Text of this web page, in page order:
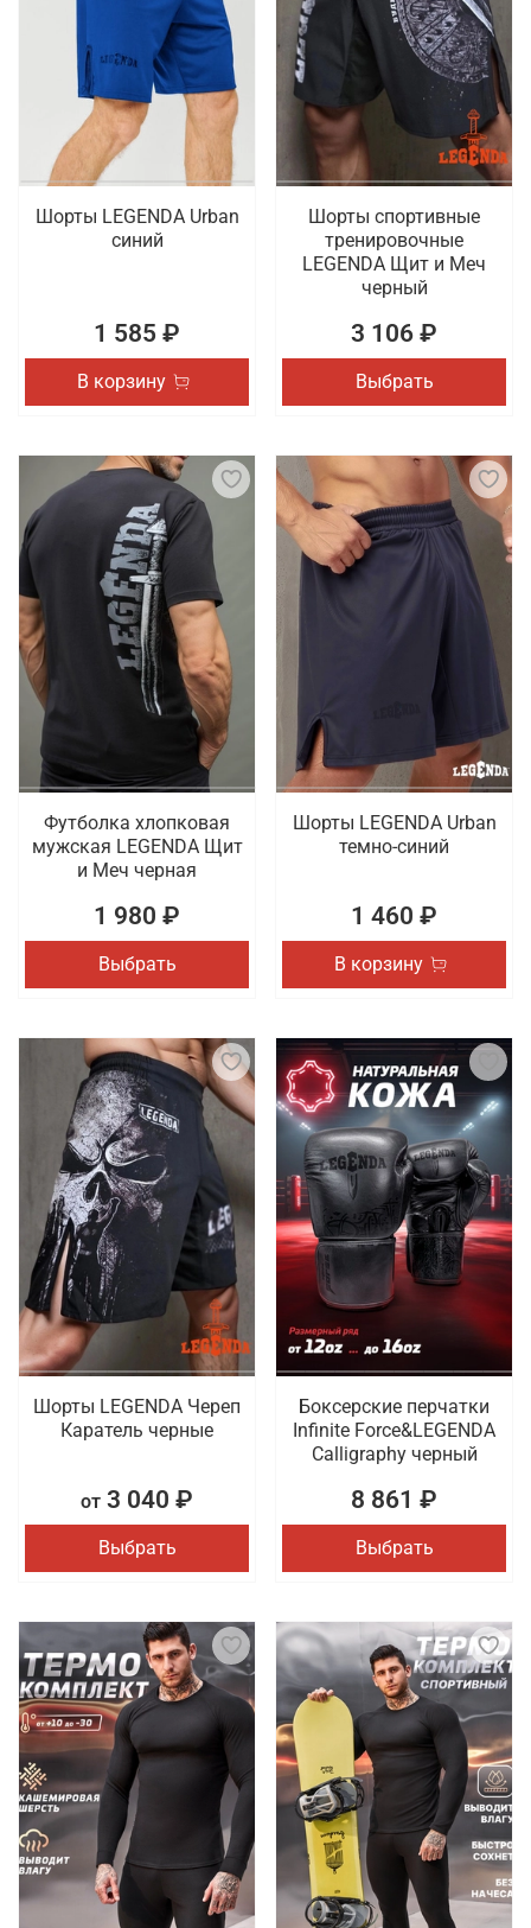
Шорты LEGENDA Urban
синий
1 585 ₽
В корзину
Шорты спортивные
тренировочные
LEGENDA Щит и Меч
черный
3 106 ₽
Выбрать
Футболка хлопковая
мужская LEGENDA Щит
и Меч черная
1 980 ₽
Выбрать
Шорты LEGENDA Urban
темно-синий
1 460 ₽
В корзину
Шорты LEGENDA Череп
Каратель черные
от 3 040 ₽
Выбрать
Боксерские перчатки
Infinite Force&LEGENDA
Calligraphy черный
8 861 ₽
Выбрать